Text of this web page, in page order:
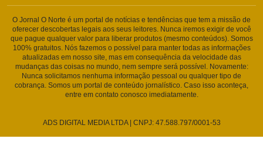
O Jornal O Norte é um portal de notícias e tendências que tem a missão de
oferecer descobertas legais aos seus leitores. Nunca iremos exigir de você
que pague qualquer valor para liberar produtos (mesmo conteúdos). Somos
100% gratuitos. Nós fazemos o possível para manter todas as informações
atualizadas em nosso site, mas em consequência da velocidade das
mudanças das coisas no mundo, nem sempre será possível. Novamente:
Nunca solicitamos nenhuma informação pessoal ou qualquer tipo de
cobrança. Somos um portal de conteúdo jornalístico. Caso isso aconteça,
entre em contato conosco imediatamente.
ADS DIGITAL MEDIA LTDA | CNPJ: 47.588.797/0001-53